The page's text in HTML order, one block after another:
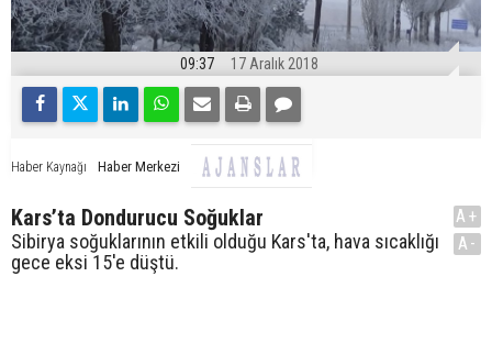
09:37 17 Aralık 2018
Haber Kaynağı Haber Merkezi
Kars’ta Dondurucu Soğuklar
Sibirya soğuklarının etkili olduğu Kars'ta, hava sıcaklığı
gece eksi 15'e düştü.
A+
A-